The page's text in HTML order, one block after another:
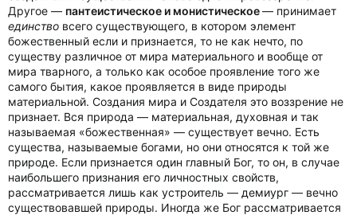
Другое — пантеистическое и монистическое— принимает
единство всего существующего, в котором элемент
божественный если и признается, то не как нечто, по
существу различное от мира материального и вообще от
мира тварного, а только как особое проявление того же
самого бытия, какое проявляется в виде природы
материальной. Создания мира и Создателя это воззрение не
признает. Вся природа — материальная, духовная и так
называемая «божественная» — существует вечно. Есть
существа, называемые богами, но они относятся к той же
природе. Если признается один главный Бог, то он, в случае
наибольшего признания его личностных свойств,
рассматривается лишь как устроитель — демиург — вечно
существовавшей природы. Иногда же Бог рассматривается